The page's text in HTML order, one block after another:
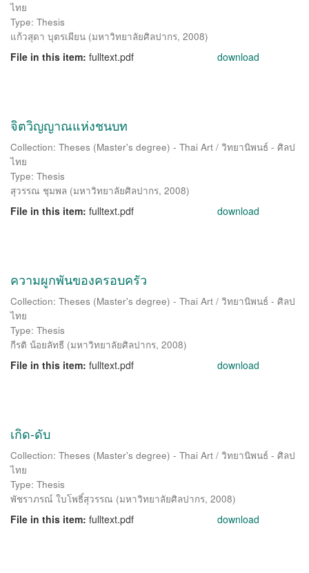
ไทย
Type: Thesis
แก้วสุดา บุตรเผียน (มหาวิทยาลัยศิลปากร, 2008)
File in this item: fulltext.pdf download
จิตวิญญาณแห่งชนบท
Collection: Theses (Master's degree) - Thai Art / วิทยานิพนธ์ - ศิลป
ไทย
Type: Thesis
สุวรรณ ชุมพล (มหาวิทยาลัยศิลปากร, 2008)
File in this item: fulltext.pdf download
ความผูกพันของครอบครัว
Collection: Theses (Master's degree) - Thai Art / วิทยานิพนธ์ - ศิลป
ไทย
Type: Thesis
กีรติ น้อยลัทธี (มหาวิทยาลัยศิลปากร, 2008)
File in this item: fulltext.pdf download
เกิด-ดับ
Collection: Theses (Master's degree) - Thai Art / วิทยานิพนธ์ - ศิลป
ไทย
Type: Thesis
พัชราภรณ์ ใบโพธิ์สุวรรณ (มหาวิทยาลัยศิลปากร, 2008)
File in this item: fulltext.pdf download